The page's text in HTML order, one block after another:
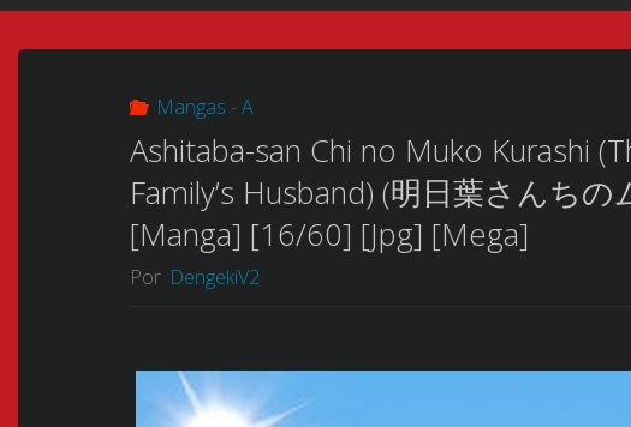
Inicio
Mangas - A
Ashitaba-san Chi no Muko Kurashi
Family’s Husband) (明日葉さんち
[Manga] [16/60] [Jpg] [Mega]
Por DengekiV2